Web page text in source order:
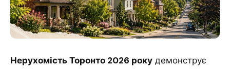
Нерухомість Торонто 2026 року демонструє